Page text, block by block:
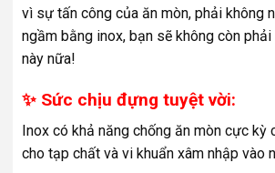
vì sự tấn công của ăn mòn, phải không
ngầm bằng inox, bạn sẽ không còn
này nữa!
✨ Sức chịu đựng tuyệt vời:
Inox có khả năng chống ăn mòn cực kỳ
cho tạp chất và vi khuẩn xâm nhập vào